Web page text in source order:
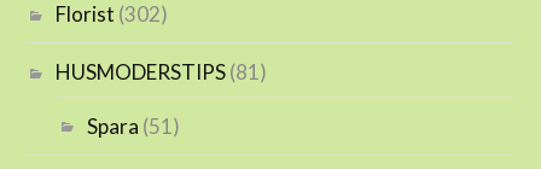
Florist (302)
HUSMODERSTIPS(81)
Spara (51)